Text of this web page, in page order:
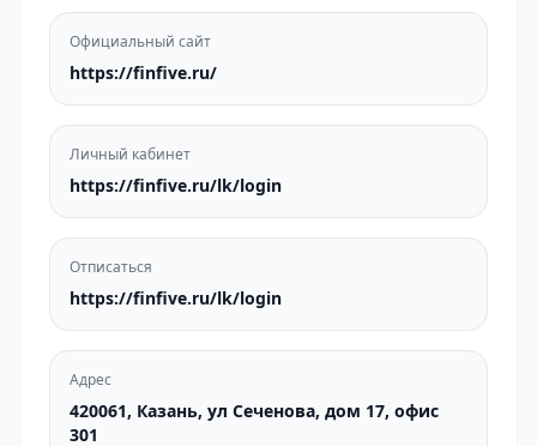
Официальный сайт
https://finfive.ru/
Личный кабинет
https://finfive.ru/lk/login
Отписаться
https://finfive.ru/lk/login
Адрес
420061, Казань, ул Сеченова, дом 17, офис
301